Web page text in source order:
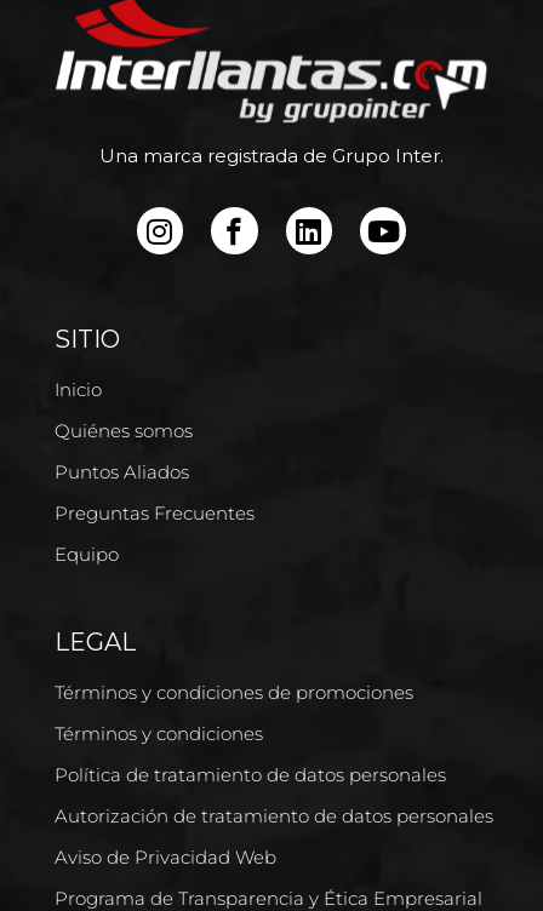
Una marca registrada de Grupo Inter.
SITIO
Inicio
Quiénes somos
Puntos Aliados
Preguntas Frecuentes
Equipo
LEGAL
Términos y condiciones de promociones
Términos y condiciones
Política de tratamiento de datos personales
Autorización de tratamiento de datos personales
Aviso de Privacidad Web
Programa de Transparencia y Ética Empresarial